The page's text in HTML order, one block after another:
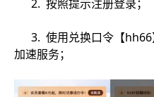
2. 按照提示注册登录；
3. 使用兑换口令【hh66
加速服务；